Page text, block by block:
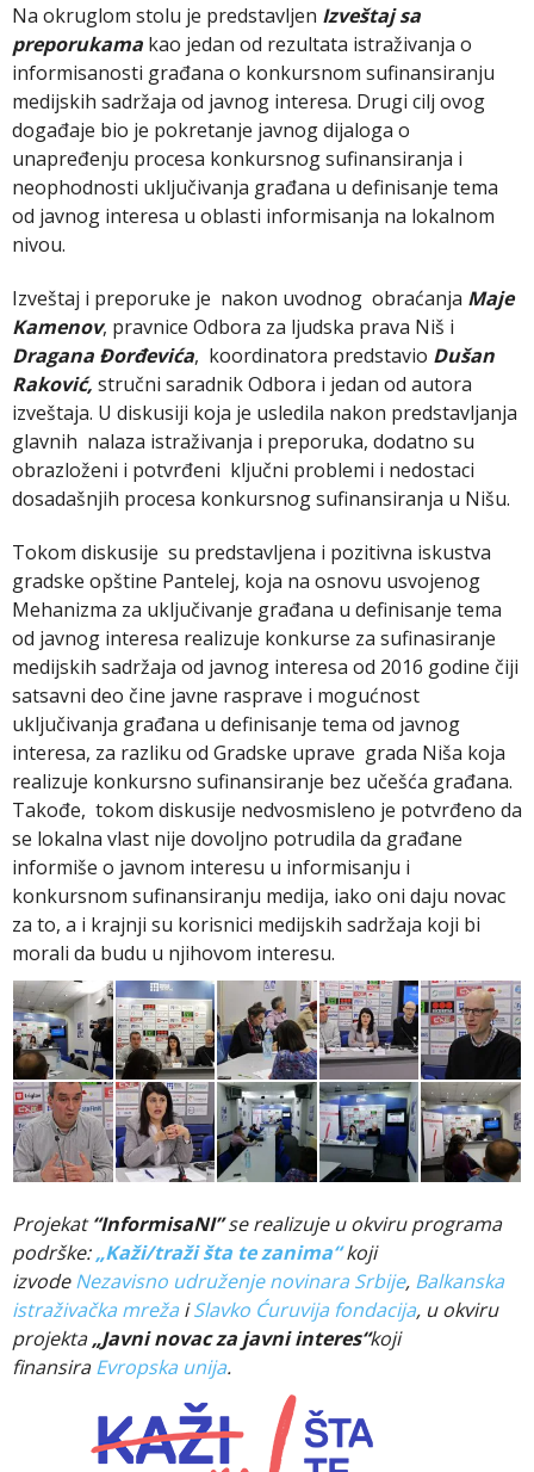
Na okruglom stolu je predstavljen Izveštaj sa
preporukama kao jedan od rezultata istraživanja o
informisanosti građana o konkursnom sufinansiranju
medijskih sadržaja od javnog interesa. Drugi cilj ovog
događaje bio je pokretanje javnog dijaloga o
unapređenju procesa konkursnog sufinansiranja i
neophodnosti uključivanja građana u definisanje tema
od javnog interesa u oblasti informisanja na lokalnom
nivou.
Izveštaj i preporuke je nakon uvodnog obraćanja Maje
Kamenov, pravnice Odbora za ljudska prava Niš i
Dragana Đorđevića, koordinatora predstavio Dušan
Raković, stručni saradnik Odbora i jedan od autora
izveštaja. U diskusiji koja je usledila nakon predstavljanja
glavnih nalaza istraživanja i preporuka, dodatno su
obrazloženi i potvrđeni ključni problemi i nedostaci
dosadašnjih procesa konkursnog sufinansiranja u Nišu.
Tokom diskusije su predstavljena i pozitivna iskustva
gradske opštine Pantelej, koja na osnovu usvojenog
Mehanizma za uključivanje građana u definisanje tema
od javnog interesa realizuje konkurse za sufinasiranje
medijskih sadržaja od javnog interesa od 2016 godine čiji
satsavni deo čine javne rasprave i mogućnost
uključivanja građana u definisanje tema od javnog
interesa, za razliku od Gradske uprave grada Niša koja
realizuje konkursno sufinansiranje bez učešća građana.
Takođe, tokom diskusije nedvosmisleno je potvrđeno da
se lokalna vlast nije dovoljno potrudila da građane
informiše o javnom interesu u informisanju i
konkursnom sufinansiranju medija, iako oni daju novac
za to, a i krajnji su korisnici medijskih sadržaja koji bi
morali da budu u njihovom interesu.
Projekat“InformisaNI”se realizuje u okviru programa
podrške:„Kaži/traži šta te zanima“koji
izvodeNezavisno udruženje novinara Srbije, Balkanska
istraživačka mreža iSlavko Ćuruvija fondacija, u okviru
projekta„Javni novac za javni interes“koji
finansiraEvropska unija.